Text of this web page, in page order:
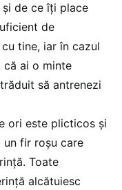
de ce îți place
de
tine, iar în cazul
ai o minte
să antrenezi
ori este plicticos și
fir roșu care
Toate
alcătuiesc